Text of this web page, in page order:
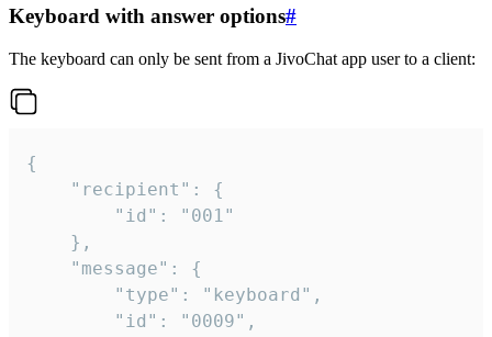
Keyboard with answer options#
The keyboard can only be sent from a JivoChat app user to a client:
{